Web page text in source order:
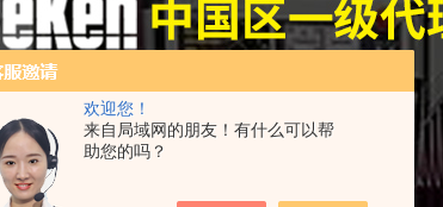
欢迎您！
来自局域网的朋友！有什么可以帮
助您的吗？